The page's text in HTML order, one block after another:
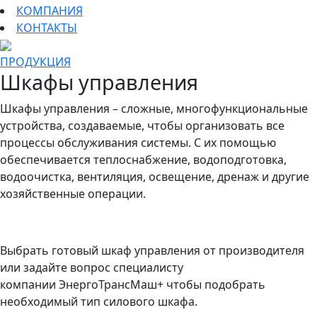
КОМПАНИЯ
КОНТАКТЫ
ПРОДУКЦИЯ
Шкафы управления
Шкафы управления – сложные, многофункциональные
устройства, создаваемые, чтобы организовать все
процессы обслуживания системы. С их помощью
обеспечивается теплоснабжение, водоподготовка,
водоочистка, вентиляция, освещение, дренаж и другие
хозяйственные операции.
Выбрать готовый шкаф управления от производителя
или задайте вопрос специалисту
компании ЭнергоТрансМаш+ чтобы подобрать
необходимый тип силового шкафа.